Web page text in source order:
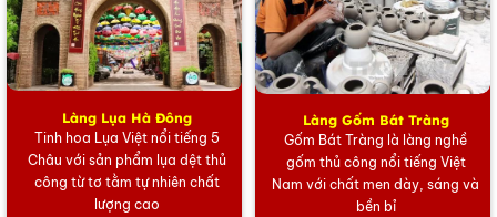
hiện của lòng trung thành và lòng tin. Sở hữu một
bức tranh đồng chữ Tâm không chỉ là việc trang trí
mà còn là sự tôn vinh và gìn giữ giá trị truyền
thống.
Độ bền và sự sang trọng
: Làm từ chất liệu đồng chất
lượng cao, tranh đồng chữ Tâm không chỉ đẹp mắt mà
còn bền vững qua thời gian. Điều này đảm bảo rằng tác
phẩm sẽ là điểm nhấn sang trọng và lâu bền trong
Làng Lụa Hà Đông
Tinh hoa Lụa Việt nổi tiếng 5
Châu với sản phẩm lụa dệt thủ
công từ tơ tằm tự nhiên chất
lượng cao
Làng Gốm Bát Tràng
Gốm Bát Tràng là làng nghề
gốm thủ công nổi tiếng Việt
Nam với chất men dày, sáng và
bền bỉ